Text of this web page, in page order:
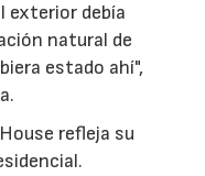
exterior debía
natural de
estado ahí",
refleja su